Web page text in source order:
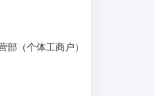
部（个体工商户）